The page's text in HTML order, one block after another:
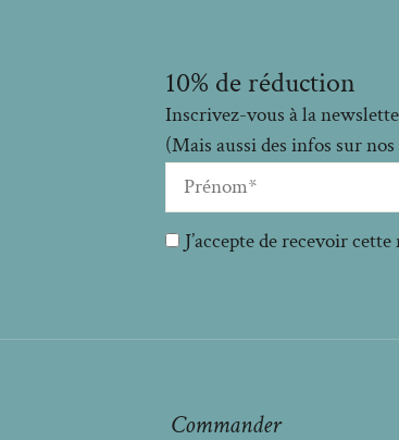
10% de réduction
Inscrivez-vous à la
(Mais aussi des infos sur
J’accepte de recevoir
Commander